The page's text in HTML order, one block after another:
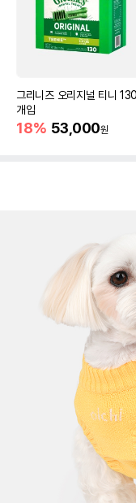
그리니즈 오리지널 티니 130
개입
18% 53,000원